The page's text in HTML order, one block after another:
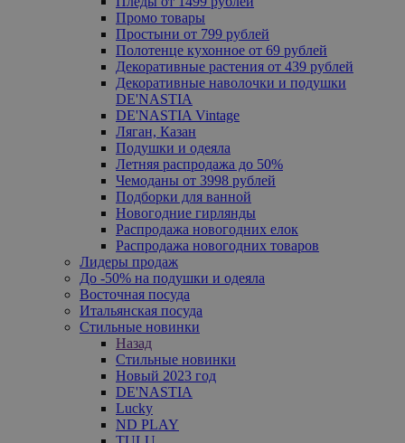
Промо товары
Простыни от 799 рублей
Полотенце кухонное от 69 рублей
Декоративные растения от 439 рублей
Декоративные наволочки и подушки
DE'NASTIA
DE'NASTIA Vintage
Ляган, Казан
Подушки и одеяла
Летняя распродажа до 50%
Чемоданы от 3998 рублей
Подборки для ванной
Новогодние гирлянды
Распродажа новогодних елок
Распродажа новогодних товаров
Лидеры продаж
До -50% на подушки и одеяла
Восточная посуда
Итальянская посуда
Стильные новинки
Назад
Стильные новинки
Новый 2023 год
DE'NASTIA
Lucky
ND PLAY